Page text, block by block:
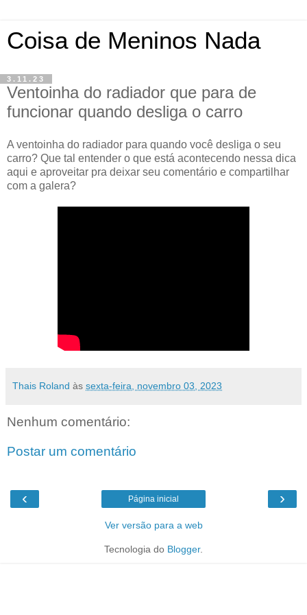
Coisa de Meninos Nada
3.11.23
Ventoinha do radiador que para de
funcionar quando desliga o carro
A ventoinha do radiador para quando você desliga o seu
carro? Que tal entender o que está acontecendo nessa dica
aqui e aproveitar pra deixar seu comentário e compartilhar
com a galera?
Thais Roland às sexta-feira, novembro 03, 2023
Nenhum comentário:
Postar um comentário
‹ ›
Página inicial
Ver versão para a web
Tecnologia do Blogger.